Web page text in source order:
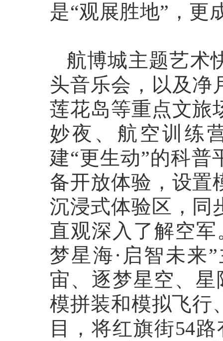
是“观展胜地”，更
航博城主题艺术
头音乐会，以及净
莲花岛等重点文旅
妙夜、航空训练
建“更生动”的科普
备开放体验，设置
沉浸式体验区，同
直观深入了解空
梦星海·启智未来
宙、逐梦星空、
模拼装和模拟飞行
目，将红旗街54